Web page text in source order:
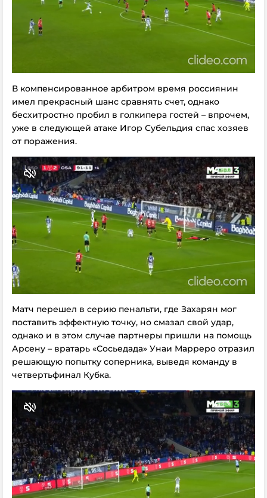
В компенсированное арбитром время россиянин
имел прекрасный шанс сравнять счет, однако
бесхитростно пробил в голкипера гостей – впрочем,
уже в следующей атаке Игор Субельдия спас хозяев
от поражения.
Матч перешел в серию пенальти, где Захарян мог
поставить эффектную точку, но смазал свой удар,
однако и в этом случае партнеры пришли на помощь
Арсену – вратарь «Сосьедада» Унаи Марреро отразил
решающую попытку соперника, выведя команду в
четвертьфинал Кубка.